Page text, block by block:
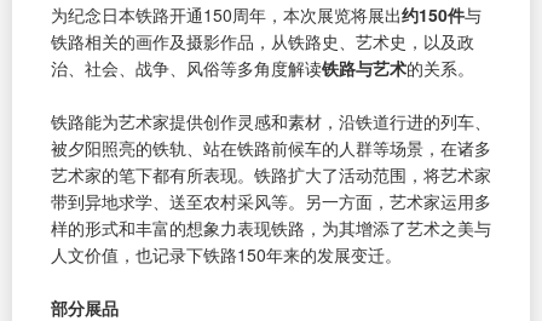
为纪念日本铁路开通150周年，本次展览将展出约150件与
铁路相关的画作及摄影作品，从铁路史、艺术史，以及政
治、社会、战争、风俗等多角度解读铁路与艺术的关系。
铁路能为艺术家提供创作灵感和素材，沿铁道行进的列车、
被夕阳照亮的铁轨、站在铁路前候车的人群等场景，在诸多
艺术家的笔下都有所表现。铁路扩大了活动范围，将艺术家
带到异地求学、送至农村采风等。另一方面，艺术家运用多
样的形式和丰富的想象力表现铁路，为其增添了艺术之美与
人文价值，也记录下铁路150年来的发展变迁。
部分展品